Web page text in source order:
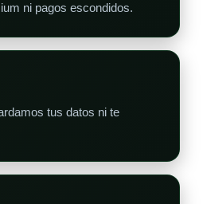
ni pagos escondidos.
tus datos ni te